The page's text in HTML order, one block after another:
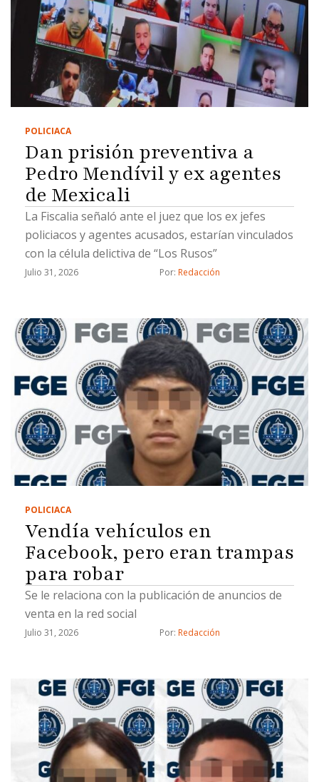
POLICIACA
Dan prisión preventiva a
Pedro Mendívil y ex agentes
de Mexicali
La Fiscalia señaló ante el juez que los ex jefes
policiacos y agentes acusados, estarían vinculados
con la célula delictiva de “Los Rusos”
Julio 31, 2026 Por: Redacción
POLICIACA
Vendía vehículos en
Facebook, pero eran trampas
para robar
Se le relaciona con la publicación de anuncios de
venta en la red social
Julio 31, 2026 Por: Redacción